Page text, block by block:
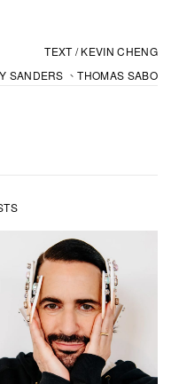
TEXT / KEVIN CHENG
SANDERS 、THOMAS SABO